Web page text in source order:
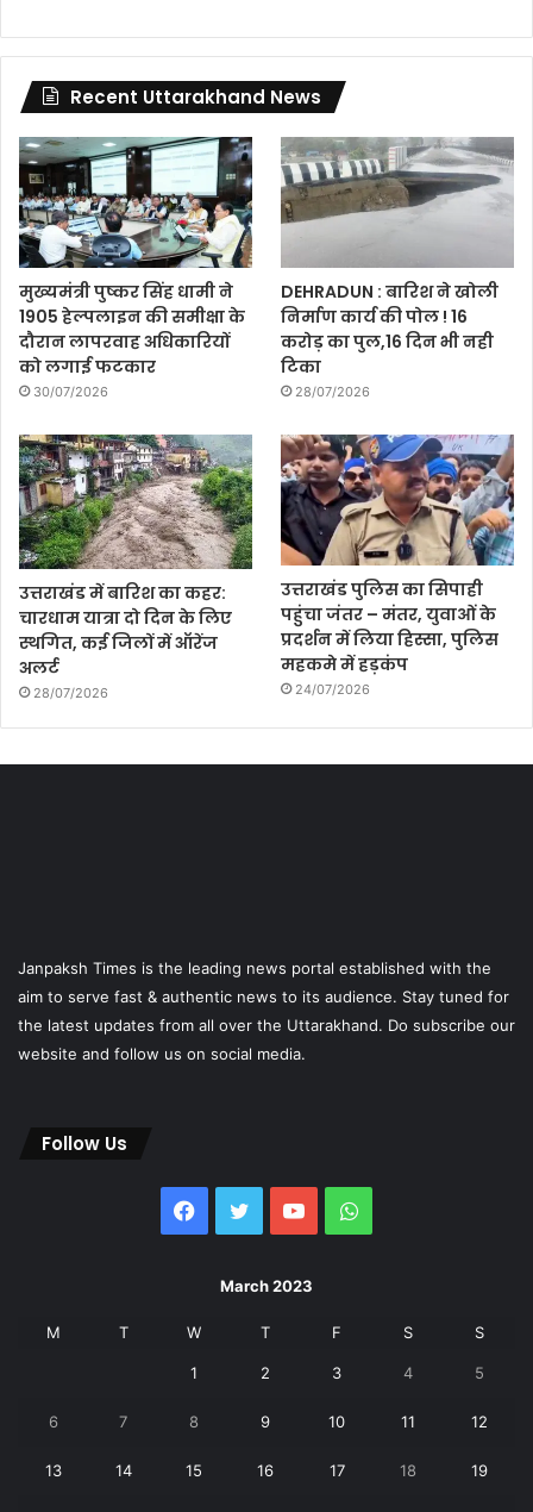
Recent Uttarakhand News
मुख्यमंत्री पुष्कर सिंह धामी ने
1905 हेल्पलाइन की समीक्षा के
दौरान लापरवाह अधिकारियों
को लगाई फटकार
30/07/2026
DEHRADUN : बारिश ने खोली
निर्माण कार्य की पोल ! 16
करोड़ का पुल,16 दिन भी नही
टिका
28/07/2026
उत्तराखंड में बारिश का कहर:
चारधाम यात्रा दो दिन के लिए
स्थगित, कई जिलों में ऑरेंज
अलर्ट
28/07/2026
उत्तराखंड पुलिस का सिपाही
पहुंचा जंतर – मंतर, युवाओं के
प्रदर्शन में लिया हिस्सा, पुलिस
महकमे में हड़कंप
24/07/2026
Janpaksh Times is the leading news portal established with the
aim to serve fast & authentic news to its audience. Stay tuned for
the latest updates from all over the Uttarakhand. Do subscribe our
website and follow us on social media.
Follow Us
Facebook
Twitter YouTubeWhatsApp
March 2023
M T W T F S S
1 2 3 4 5
6 7 8 9 10 11 12
13 14 15 16 17 18 19